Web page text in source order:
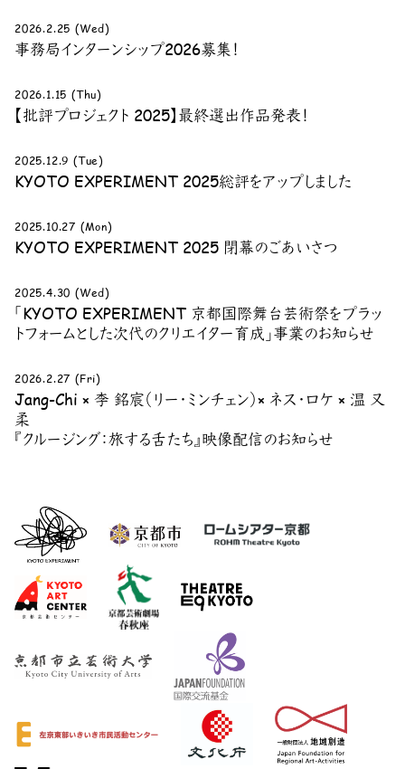
2026.2.25 (Wed)
事務局インターンシップ2026募集！
2026.1.15 (Thu)
【批評プロジェクト 2025】最終選出作品発表！
2025.12.9 (Tue)
KYOTO EXPERIMENT 2025総評をアップしました
2025.10.27 (Mon)
KYOTO EXPERIMENT 2025 閉幕のごあいさつ
2025.4.30 (Wed)
「KYOTO EXPERIMENT 京都国際舞台芸術祭をプラッ
トフォームとした次代のクリエイター育成」事業のお知らせ
2026.2.27 (Fri)
Jang-Chi × 李 銘宸（リー・ミンチェン）× ネス・ロケ × 温 又
柔
『クルージング：旅する舌たち』映像配信のお知らせ